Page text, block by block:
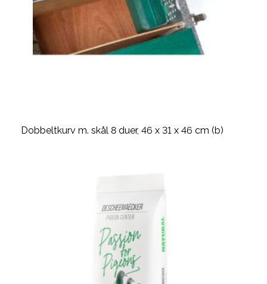
Dobbeltkurv m. skål 8 duer, 46 x 31 x 46 cm (b)